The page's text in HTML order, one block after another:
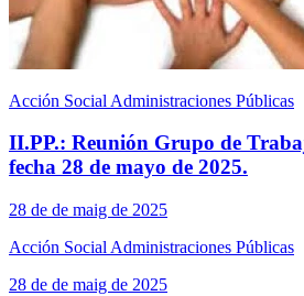
Acción Social Administraciones Públicas
II.PP.: Reunión Grupo de
fecha 28 de mayo de 2025.
28 de de maig de 2025
Acción Social Administraciones Públicas
28 de de maig de 2025